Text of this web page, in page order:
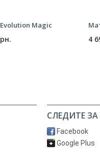
Magic
4
СЛЕДИТЕ
Facebook
Google Plus